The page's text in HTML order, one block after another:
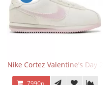
Nike Cortez Valentine's Day 2025
7990р.